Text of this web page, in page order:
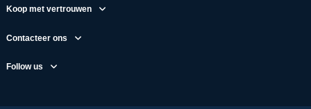
Koop met vertrouwen
Contacteer ons
Follow us